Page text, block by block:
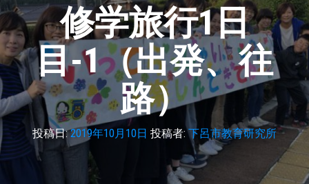
修学旅行1日
目-1（出発、往
路）
投稿日:2019年10月10日 投稿者:下呂市教育研究所